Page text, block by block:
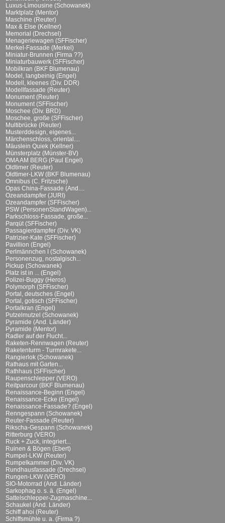
Luxus-Limousine (Schowanek)
Marktplatz (Mentor)
Maschine (Reuter)
Max & Else (Kellner)
Memorial (Drechsel)
Menageriewagen (SFFischer)
Merkel-Fassade (Merkel)
Miniatur-Brunnen (Firma ??)
Miniaturbauwerk (SFFischer)
Mobilkran (BKF Blumenau)
Model, langbeinig (Engel)
Modell, kleenes (Div. DDR)
Modellfassade (Reuter)
Monument (Reuter)
Monument (SFFischer)
Moschee (Div. BRD)
Moschee, große (SFFischer)
Multibrücke (Reuter)
Musterddesign, eigenes...
Märchenschloss, oriental....
Mäuslein Quiek (Kellner)
Münsterplatz (Münster-BV)
OMA AM BERG (Paul Engel)
Oldtimer (Reuter)
Oldtimer-LKW (BKF Blumenau)
Omnibus (C. Fritzsche)
Opas China-Fassade (And....
Ozeandampfer (JURI)
Ozeandampfer (SFFischer)
PSW (PersonenStandWagen)...
Parkschloss-Fassade, große...
Parqüt (SFFischer)
Passagierdampfer (Div. VK)
Patrizier-Kate (SFFischer)
Pavillion (Engel)
Perlmännchen I (Schowanek)
Personenzug, nostalgisch...
Pickup (Schowanek)
Platz ist in ... (Engel)
Polizei-Buggy (Heros)
Polymorph (SFFischer)
Portal, deutsches (Engel)
Portal, gotisch (SFFischer)
Portalkran (Engel)
Putzelmutzel (Schowanek)
Pyramide (And. Länder)
Pyramide (Mentor)
Radler auf der Flucht...
Raketen-Rennwagen (Reuter)
Raketenturm - Turmrakete...
Rangierlok (Schowanek)
Rathaus mit Garten...
Rathhaus (SFFischer)
Raupenschlepper (VERO)
Reitparcour (BKF Blumenau)
Renaissance-Beginn (Engel)
Renaissance-Ecke (Engel)
Renaissance-Fassade? (Engel)
Renngespann (Schowanek)
Reuter-Fassade (Reuter)
Rikscha-Gespann (Schowanek)
Ritterburg (VERO)
Ruck + Zuck, integriert...
Ruinen & Bögen (Ebert)
Rumpel-LKW (Reuter)
Rumpelkammer (Div. VK)
Rundhausfassade (Drechsel)
Rungen-LKW (VERO)
SIO-Motorrad (And. Länder)
Sarkophag o. s. ä. (Engel)
Sattelschlepper-Zugmaschine...
Schaukel (And. Länder)
Schiff ahoi (Reuter)
Schiffsmühle u. a. (Firma ?)